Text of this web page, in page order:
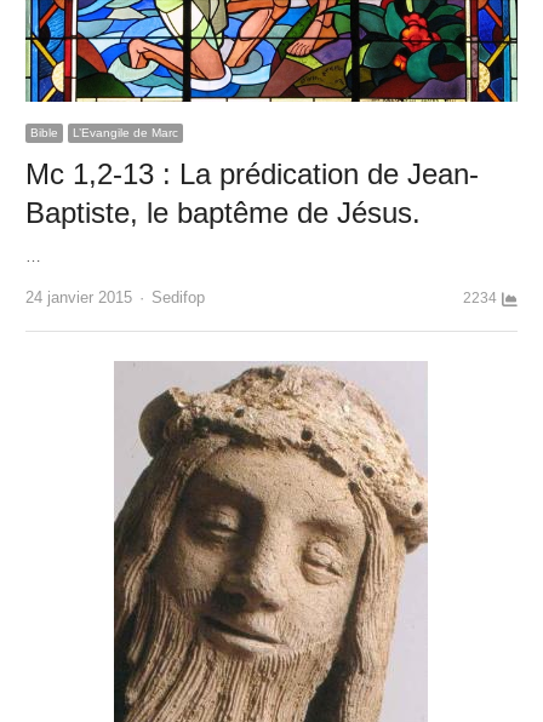
Bible L’Evangile de Marc
Mc 1,2-13 : La prédication de Jean-
Baptiste, le baptême de Jésus.
…
24 janvier 2015 Author
Sedifop 2234